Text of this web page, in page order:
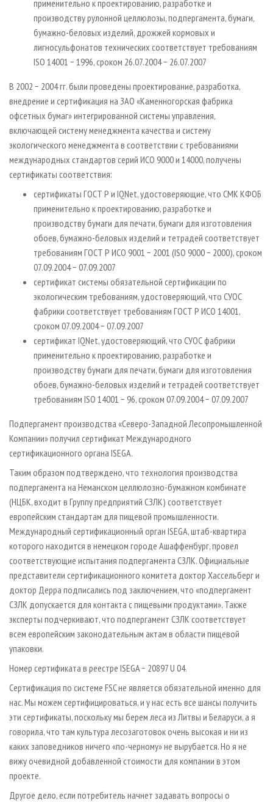
применительно к проектированию, разработке и
производству рулонной целлюлозы, подпергамента, бумаги,
бумажно-беловых изделий, дрожжей кормовых и
лигносульфонатов технических соответствует требованиям
ISO 14001 − 1996, сроком 26.07.2004 − 26.07.2007
В 2002 − 2004 гг. были проведены проектирование, разработка,
внедрение и сертификация на ЗАО «Каменногорская фабрика
офсетных бумаг» интегрированной системы управления,
включающей систему менеджмента качества и систему
экологического менеджмента в соответствии с требованиями
международных стандартов серий ИСО 9000 и 14000, получены
сертификаты соответствия:
сертификаты ГОСТ Р и IQNet, удостоверяющие, что СМК КФОБ
применительно к проектированию, разработке и
производству бумаги для печати, бумаги для изготовления
обоев, бумажно-беловых изделий и тетрадей соответствует
требованиям ГОСТ Р ИСО 9001 − 2001 (ISO 9000 − 2000), сроком
07.09.2004 − 07.09.2007
сертификат системы обязательной сертификации по
экологическим требованиям, удостоверяющий, что СУОС
фабрики соответствует требованиям ГОСТ Р ИСО 14001,
сроком 07.09.2004 − 07.09.2007
сертификат IQNet, удостоверяющий, что СУОС фабрики
применительно к проектированию, разработке и
производству бумаги для печати, бумаги для изготовления
обоев, бумажно-беловых изделий и тетрадей соответствует
требованиям ISO 14001 − 96, сроком 07.09.2004 − 07.09.2007
Подпергамент производства «Северо-Западной Лесопромышленной
Компании» получил сертификат Международного
сертификационного органа ISEGA.
Таким образом подтверждено, что технология производства
подпергамента на Неманском целлюлозно-бумажном комбинате
(НЦБК, входит в Группу предприятий СЗЛК) соответствует
европейским стандартам для пищевой промышленности.
Международный сертификационный орган ISEGA, штаб-квартира
которого находится в немецком городе Ашаффенбург, провел
соответствующие испытания подпергамента СЗЛК. Официальные
представители сертификационного комитета доктор Хассельберг и
доктор Дерра подписались под заключением, что «подпергамент
СЗЛК допускается для контакта с пищевыми продуктами». Также
эксперты подчеркивают, что подпергамент СЗЛК соответствует
всем европейским законодательным актам в области пищевой
упаковки.
Номер сертификата в реестре ISEGA − 20897 U 04.
Сертификация по системе FSC не является обязательной именно для
нас. Мы можем сертифицироваться, и у нас есть все шансы получить
эти сертификаты, поскольку мы берем леса из Литвы и Беларуси, а я
говорила, что там культура лесозаготовок очень высокая и ни из
каких заповедников ничего «по-черному» не вырубается. Но я не
вижу очевидной добавленной стоимости для компании в этом
проекте.
Другое дело, если потребитель начнет задавать вопросы о